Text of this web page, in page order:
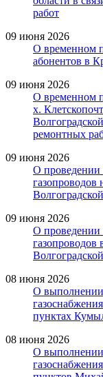
работ
09 июня 2026
О временном
абонентов в
09 июня 2026
О временном
х.
ремонтных
09 июня 2026
О проведении
газопроводов
09 июня 2026
О проведении
08 июня 2026
О выполнении
пунктах
08 июня 2026
О выполнении